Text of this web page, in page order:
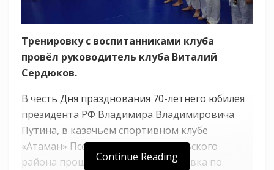
Тренировку с воспитанниками клуба
провёл руководитель клуба Виталий
Сердюков.
В честь Дня празднования 70-летнего юбилея
президента РФ Владимира Владимировича
Путина, в казачьем спортивном клубе
«Атаман» Псебайского ХКО Мостовского
района прошла открытая тренировка по
Continue Reading